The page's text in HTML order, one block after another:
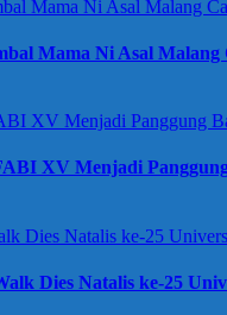
Mama Ni Asal
XV Menjadi
Dies Natalis ke-25